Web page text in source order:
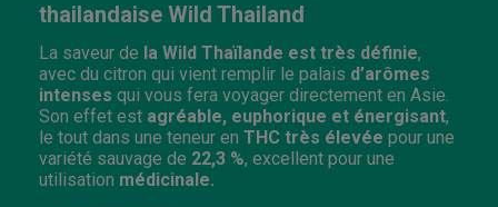
thailandaise Wild Thailand
La saveur de la Wild Thaïlande est très définie,
avec du citron qui vient remplir le palais d’arômes
intenses qui vous fera voyager directement en Asie.
Son effet est agréable, euphorique et énergisant,
le tout dans une teneur en THC très élevée pour une
variété sauvage de 22,3 %, excellent pour une
utilisation médicinale.